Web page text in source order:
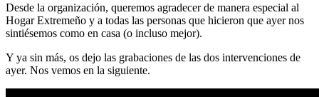
Desde la organización, queremos agradecer de manera especial al
Hogar Extremeño y a todas las personas que hicieron que ayer nos
sintiésemos como en casa (o incluso mejor).
Y ya sin más, os dejo las grabaciones de las dos intervenciones de
ayer. Nos vemos en la siguiente.